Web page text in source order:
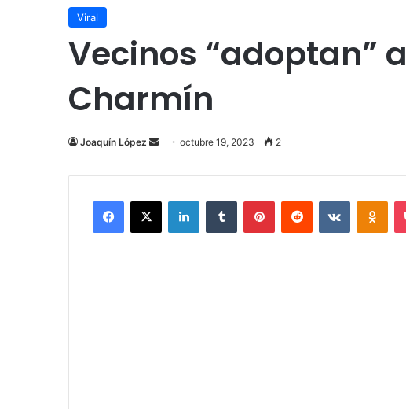
Viral
Vecinos “adoptan”
Charmín
Joaquín López
Send
email
octubre 19, 2023 2
Facebook
X LinkedInTumblr PinterestReddit VKontakte